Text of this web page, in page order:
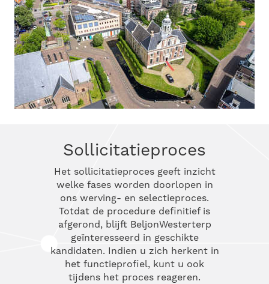
Sollicitatieproces
Het sollicitatieproces geeft inzicht
welke fases worden doorlopen in
ons werving- en selectieproces.
Totdat de procedure definitief is
afgerond, blijft BeljonWesterterp
geïnteresseerd in geschikte
kandidaten. Indien u zich herkent in
het functieprofiel, kunt u ook
tijdens het proces reageren.